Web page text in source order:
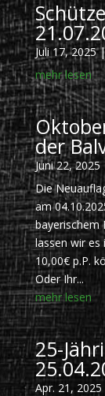
Juli 17, 2025
mehr lesen
der
Juni 22, 2025
Die
am
bayerischem
lassen wir es
10,00€ p.P.
Oder Ihr...
mehr lesen
25-
Apr. 21, 2025